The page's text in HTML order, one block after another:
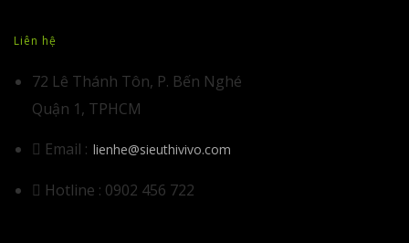
Liên hệ
72 Lê Thánh Tôn, P. Bến Nghé
Quận 1, TPHCM
Email : lienhe@sieuthivivo.com
Hotline : 0902 456 722